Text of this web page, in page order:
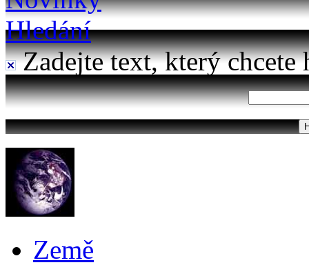
Hledání
Zadejte text, který chcete
Země